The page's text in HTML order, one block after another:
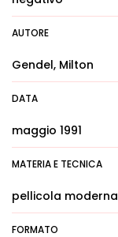
AUTORE
Gendel, Milton
DATA
maggio 1991
MATERIA E TECNICA
pellicola moderna
FORMATO